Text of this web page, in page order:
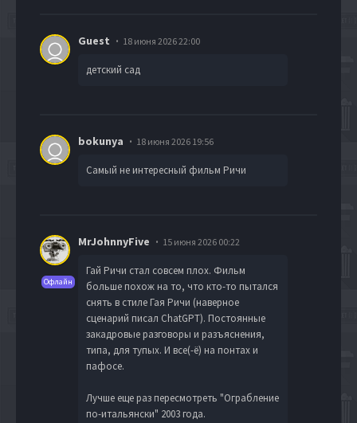
Guest 18 июня 2026 22:00
детский сад
bokunya 18 июня 2026 19:56
Самый не интересный фильм Ричи
Офлайн
MrJohnnyFive 15 июня 2026 00:22
Гай Ричи стал совсем плох. Фильм
больше похож на то, что кто-то пытался
снять в стиле Гая Ричи (наверное
сценарий писал ChatGPT). Постоянные
закадровые разговоры и разъяснения,
типа, для тупых. И все(-ё) на понтах и
пафосе.
Лучше еще раз пересмотреть "Ограбление
по-итальянски" 2003 года.